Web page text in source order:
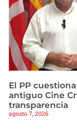
El PP
antiguo Cine
transparencia
agosto 7, 2026